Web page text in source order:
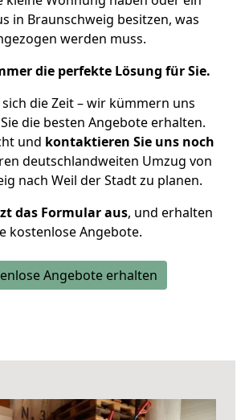
in Braunschweig besitzen, was
werden muss.
die perfekte Lösung für Sie.
sich die Zeit – wir kümmern uns
die besten Angebote erhalten.
und kontaktieren Sie uns noch
deutschlandweiten Umzug von
nach Weil der Stadt zu planen.
das Formular aus, und erhalten
kostenlose Angebote.
Angebote erhalten